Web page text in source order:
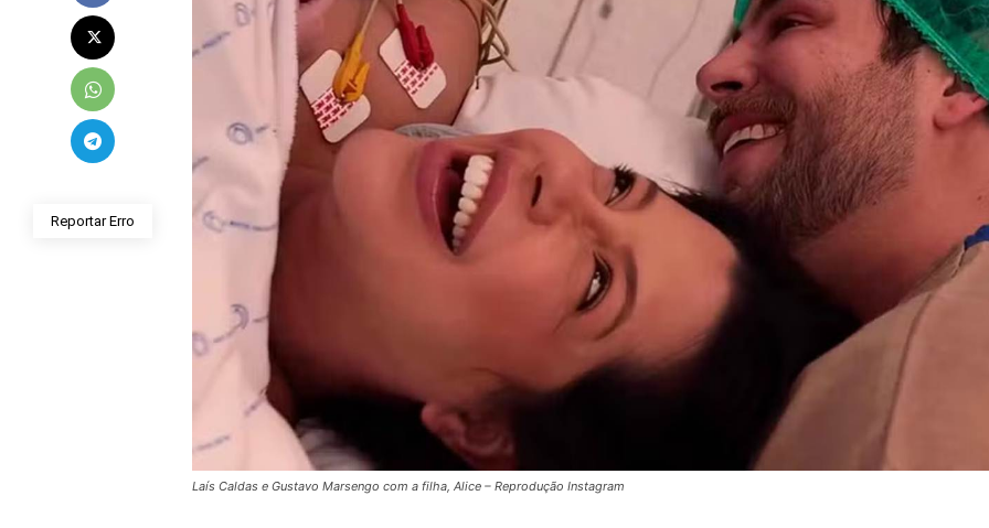
Reportar Erro
Laís Caldas e Gustavo Marsengo com a filha, Alice – Reprodução Instagram